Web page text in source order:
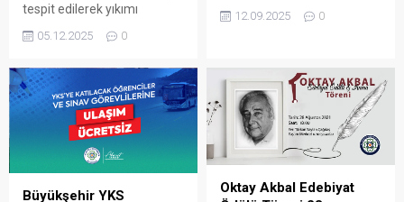
tespit edilerek yıkımı
Orhaniye Mahallesi’ndeki
Huzurevi, Yaşlı Bakım ve
Rehabilitasyon Merkezi’nin
yeniden hizmete
kazandırılması için temel
atma töreni gerçekleştirildi.
ARENA HABER – Törene,
Kıyı Ege Belediyeler Birliği ve
05.12.2025 0
sağlamak amacıyla
evsel nitelikli atıklardan 50
bin 434 ton geri
dönüştürülebilir maddeyi
hammadde olarak yeniden
ekonomiye kazandırdı.
ARENA HABER – Büyükşehir
Belediyesi’nin Fethiye,
12.09.2025 0
Büyükşehir YKS
Oktay Akbal Edebiyat